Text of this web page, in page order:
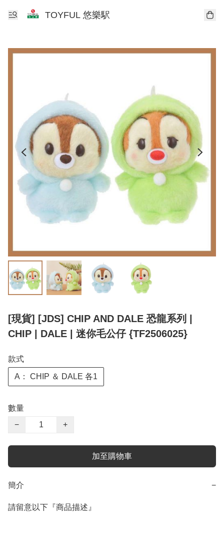
TOYFUL 悠樂駅
[現貨] [JDS] CHIP AND DALE 恐龍系列 |
CHIP | DALE | 迷你毛公仔 {TF2506025}
款式
A： CHIP ＆ DALE 各1
數量
−
+
加至購物車
簡介 −
請留意以下『商品描述』